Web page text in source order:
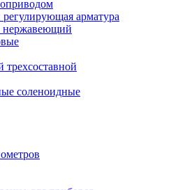
арматура
нержавеющий
соленоидные